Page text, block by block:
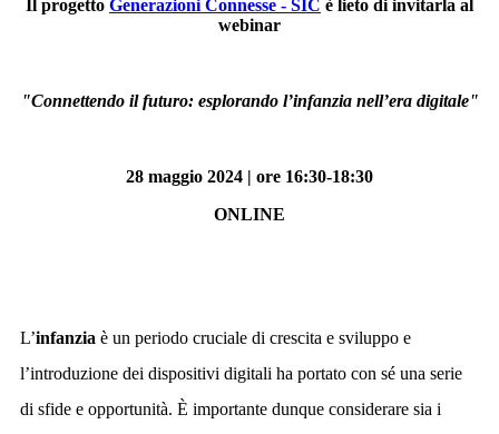
Il progetto Generazioni Connesse - SIC è lieto di invitarla al
webinar
"Connettendo il futuro: esplorando l’infanzia nell’era digitale"
28 maggio 2024 | ore 16:30-18:30
ONLINE
L’infanzia è un periodo cruciale di crescita e sviluppo e
l’introduzione dei dispositivi digitali ha portato con sé una serie
di sfide e opportunità. È importante dunque considerare sia i